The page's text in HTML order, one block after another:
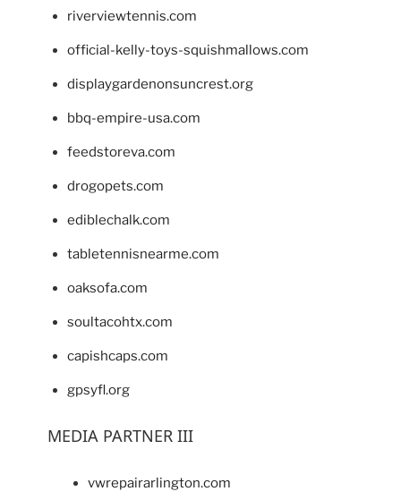
riverviewtennis.com
official-kelly-toys-squishmallows.com
displaygardenonsuncrest.org
bbq-empire-usa.com
feedstoreva.com
drogopets.com
ediblechalk.com
tabletennisnearme.com
oaksofa.com
soultacohtx.com
capishcaps.com
gpsyfl.org
MEDIA PARTNER III
vwrepairarlington.com